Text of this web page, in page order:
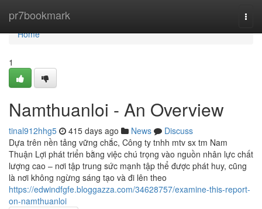
pr7bookmark
Home
Home
1
Namthuanloi - An Overview
tinal912hhg5 415 days ago News
Discuss
Dựa trên nền tảng vững chắc, Công ty tnhh mtv sx tm Nam
Thuận Lợi phát triển bằng việc chú trọng vào nguồn nhân lực chất
lượng cao – nơi tập trung sức mạnh tập thể được phát huy, cũng
là nơi không ngừng sáng tạo và đi lên theo
https://edwindfgfe.bloggazza.com/34628757/examine-this-report-
on-namthuanloi